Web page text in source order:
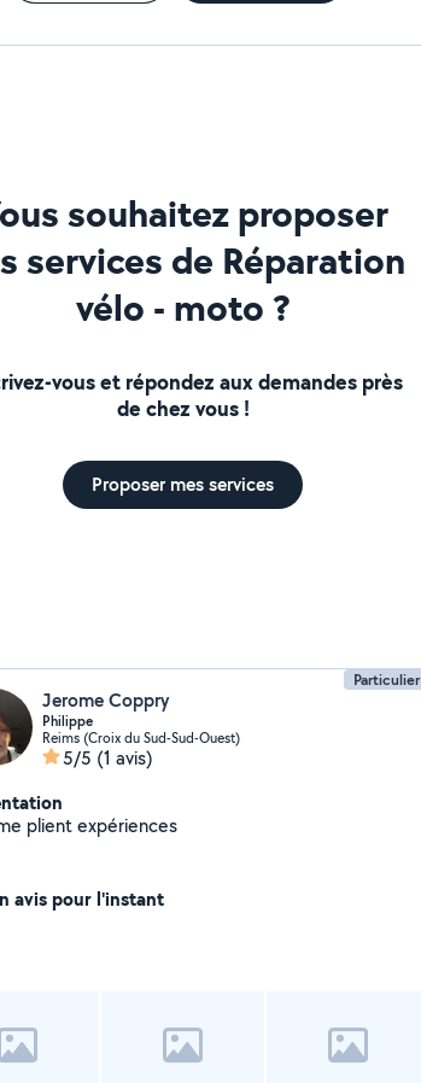
souhaitez proposer
services de Réparation
vélo - moto ?
vous et répondez aux demandes près
de chez vous !
Proposer mes services
Particulier
Jerome Coppry
Philippe
Reims (Croix du Sud-Sud-Ouest)
5/5 (1 avis)
plient expériences
avis pour l'instant